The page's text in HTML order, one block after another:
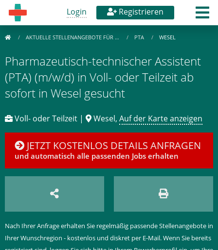
Login Registrieren
AKTUELLE STELLENANGEBOTE FÜR … PTA WESEL
Pharmazeutisch-technischer Assistent
(PTA) (m/w/d) in Voll- oder Teilzeit ab
sofort in Wesel gesucht
Voll- oder Teilzeit | Wesel, Auf der Karte anzeigen
JETZT KOSTENLOS DETAILS ANFRAGEN
und automatisch alle passenden Jobs erhalten
Nach Ihrer Anfrage erhalten Sie regelmäßig passende Stellenangebote in
Ihrer Wunschregion - kostenlos und diskret per E-Mail. Wenn Sie bereits